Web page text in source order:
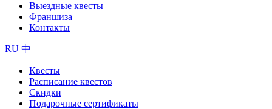
Выездные квесты
Франшиза
Контакты
RU 中
Квесты
Расписание квестов
Скидки
Подарочные сертификаты